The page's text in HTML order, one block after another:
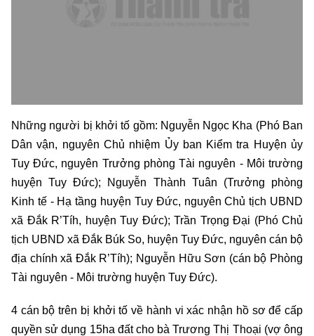
Những người bị khởi tố gồm: Nguyễn Ngọc Kha (Phó Ban
Dân vận, nguyên Chủ nhiệm Ủy ban Kiểm tra Huyện ủy
Tuy Đức, nguyên Trưởng phòng Tài nguyên - Môi trường
huyện Tuy Đức); Nguyễn Thành Tuân (Trưởng phòng
Kinh tế - Hạ tầng huyện Tuy Đức, nguyên Chủ tịch UBND
xã Đắk R’Tíh, huyện Tuy Đức); Trần Trọng Đại (Phó Chủ
tịch UBND xã Đắk Búk So, huyện Tuy Đức, nguyên cán bộ
địa chính xã Đắk R’Tíh); Nguyễn Hữu Sơn (cán bộ Phòng
Tài nguyên - Môi trường huyện Tuy Đức).
4 cán bộ trên bị khởi tố về hành vi xác nhận hồ sơ để cấp
quyền sử dụng 15ha đất cho bà Trương Thị Thoại (vợ ông